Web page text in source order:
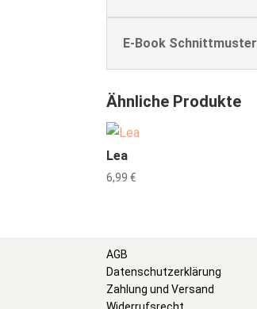
E-Book Schnittmuster
Ähnliche Produkte
Lea
6,99€
AGB
Datenschutzerklärung
Zahlung und Versand
Widerrufsrecht